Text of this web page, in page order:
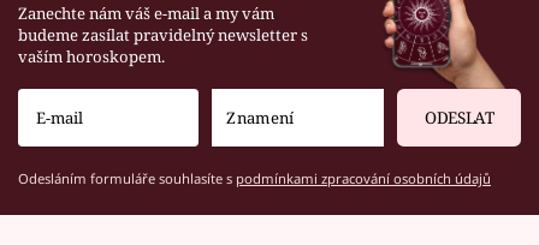
Zanechte nám váš e-mail a my vám
budeme zasílat pravidelný newsletter s
vaším horoskopem.
ODESLAT
Odesláním formuláře souhlasíte s podmínkami zpracování osobních údajů